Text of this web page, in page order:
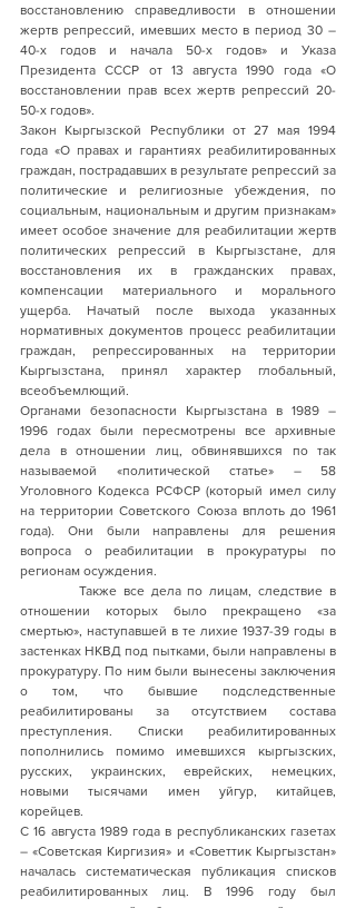
восстановлению справедливости в отношении
жертв репрессий, имевших место в период 30 –
40-х годов и начала 50-х годов» и Указа
Президента СССР от 13 августа 1990 года «О
восстановлении прав всех жертв репрессий 20-
50-х годов».
Закон Кыргызской Республики от 27 мая 1994
года «О правах и гарантиях реабилитированных
граждан, пострадавших в результате репрессий за
политические и религиозные убеждения, по
социальным, национальным и другим признакам»
имеет особое значение для реабилитации жертв
политических репрессий в Кыргызстане, для
восстановления их в гражданских правах,
компенсации материального и морального
ущерба. Начатый после выхода указанных
нормативных документов процесс реабилитации
граждан, репрессированных на территории
Кыргызстана, принял характер глобальный,
всеобъемлющий.
Органами безопасности Кыргызстана в 1989 –
1996 годах были пересмотрены все архивные
дела в отношении лиц, обвинявшихся по так
называемой «политической статье» – 58
Уголовного Кодекса РСФСР (который имел силу
на территории Советского Союза вплоть до 1961
года). Они были направлены для решения
вопроса о реабилитации в прокуратуры по
регионам осуждения.
отношении которых было прекращено «за
смертью», наступавшей в те лихие 1937-39 годы в
застенках НКВД под пытками, были направлены в
прокуратуру. По ним были вынесены заключения
о том, что бывшие подследственные
реабилитированы за отсутствием состава
преступления. Списки реабилитированных
пополнились помимо имевшихся кыргызских,
русских, украинских, еврейских, немецких,
новыми тысячами имен уйгур, китайцев,
корейцев.
С 16 августа 1989 года в республиканских газетах
– «Советская Киргизия» и «Советтик Кыргызстан»
началась систематическая публикация списков
реабилитированных лиц. В 1996 году был